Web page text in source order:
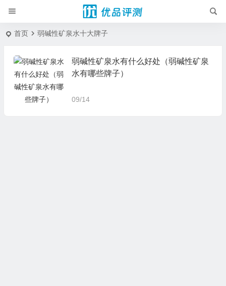
首页 弱碱性矿泉水十大牌子
弱碱性矿泉水有什么好处（弱碱性矿泉
水有哪些牌子）
09/14